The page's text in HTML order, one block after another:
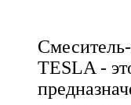
TESLA -